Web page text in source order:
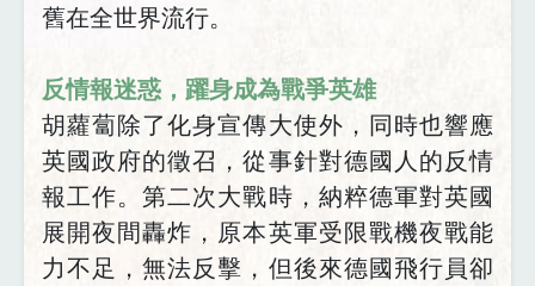
舊在全世界流行。
反情報迷惑，躍身成為戰爭英雄
胡蘿蔔除了化身宣傳大使外，同時也響應
英國政府的徵召，從事針對德國人的反情
報工作。第二次大戰時，納粹德軍對英國
展開夜間轟炸，原本英軍受限戰機夜戰能
力不足，無法反擊，但後來德國飛行員卻